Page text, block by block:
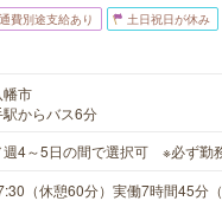
費別途支給あり 土日祝日が休み
幡市
からバス6分
週4～5日の間で選択可 ※必ず勤
（休憩60分）実働7時間45分（